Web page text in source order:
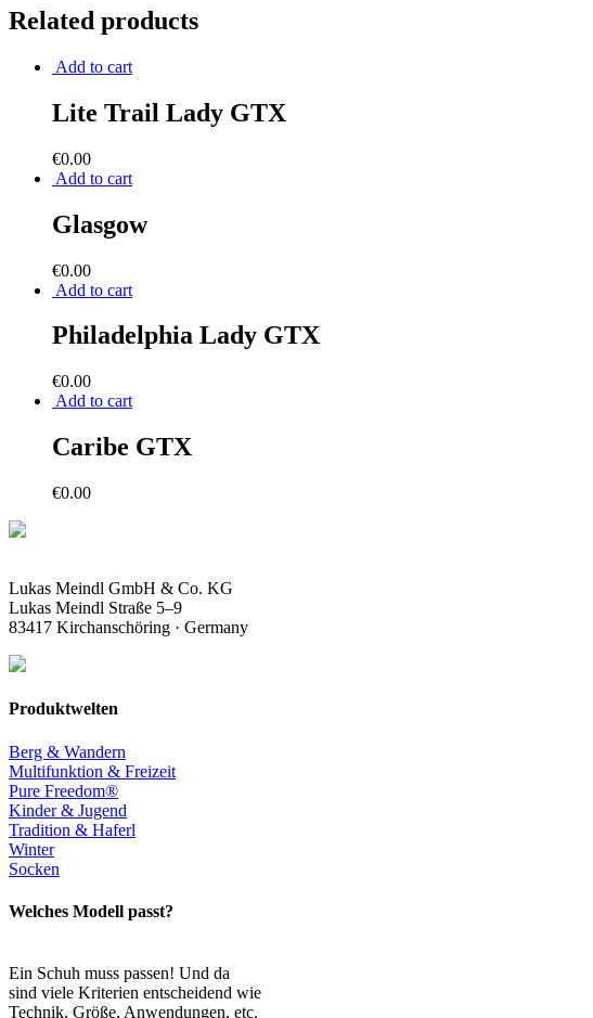
Related products
Add to cart
Lite Trail Lady GTX
€0.00
Add to cart
Glasgow
€0.00
Add to cart
Philadelphia Lady GTX
€0.00
Add to cart
Caribe GTX
€0.00
Lukas Meindl GmbH & Co. KG
Lukas Meindl Straße 5–9
83417 Kirchanschöring · Germany
Produktwelten
Berg & Wandern
Multifunktion & Freizeit
Pure Freedom®
Kinder & Jugend
Tradition & Haferl
Winter
Socken
Welches Modell passt?
Ein Schuh muss passen! Und da
sind viele Kriterien entscheidend wie
Technik, Größe, Anwendungen, etc.